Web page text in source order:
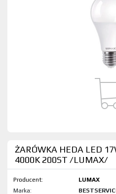
ŻARÓWKA HEDA LED
4000K 200ST /LUMAX/
Producent:
LUMAX
Marka: